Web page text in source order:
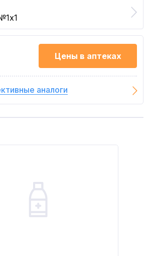
Цены в аптеках
аналоги